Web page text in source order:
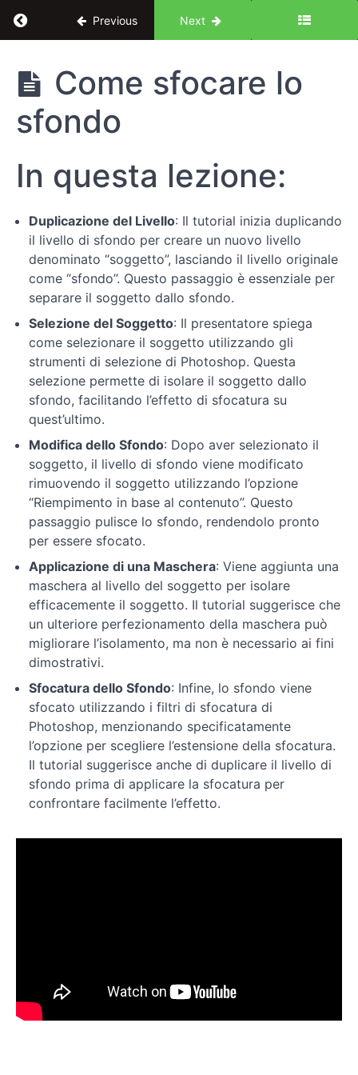
Return to course: Introduzione a Photoshop
Previous Next
Introduzione
a Photoshop
per Designer
UX/UI: le
basi
Introduzione
Conosciamo
Photoshop
Fondamenti
di
base
Tecniche
ritocco
correzione
Avanzamento
nell'editing
manipolazione
delle
immagini
Tecniche
editing
avanzate
Come sfocare lo
sfondo
In questa lezione:
Duplicazione del Livello: Il tutorial inizia duplicando
il livello di sfondo per creare un nuovo livello
denominato “soggetto”, lasciando il livello originale
come “sfondo”. Questo passaggio è essenziale per
separare il soggetto dallo sfondo.
Selezione del Soggetto: Il presentatore spiega
come selezionare il soggetto utilizzando gli
strumenti di selezione di Photoshop. Questa
selezione permette di isolare il soggetto dallo
sfondo, facilitando l’effetto di sfocatura su
quest’ultimo.
Modifica dello Sfondo: Dopo aver selezionato il
soggetto, il livello di sfondo viene modificato
rimuovendo il soggetto utilizzando l’opzione
“Riempimento in base al contenuto”. Questo
passaggio pulisce lo sfondo, rendendolo pronto
per essere sfocato.
Applicazione di una Maschera: Viene aggiunta una
maschera al livello del soggetto per isolare
efficacemente il soggetto. Il tutorial suggerisce che
un ulteriore perfezionamento della maschera può
migliorare l’isolamento, ma non è necessario ai fini
dimostrativi.
Sfocatura dello Sfondo: Infine, lo sfondo viene
sfocato utilizzando i filtri di sfocatura di
Photoshop, menzionando specificatamente
l’opzione per scegliere l’estensione della sfocatura.
Il tutorial suggerisce anche di duplicare il livello di
sfondo prima di applicare la sfocatura per
confrontare facilmente l’effetto.